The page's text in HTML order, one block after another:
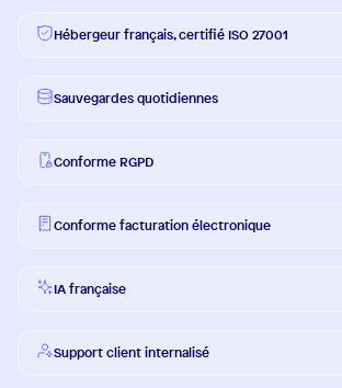
Hébergeur français, certifié ISO 27001
Sauvegardes quotidiennes
Conforme RGPD
Conforme facturation électronique
IA française
Support client internalisé